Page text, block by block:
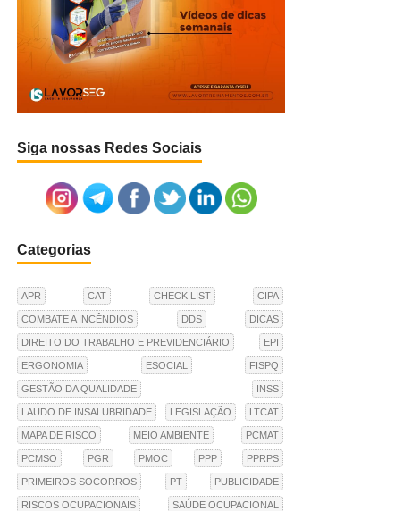
Siga nossas Redes Sociais
Categorias
APR CAT CHECK LIST CIPA
COMBATE A INCÊNDIOS DDS DICAS
DIREITO DO TRABALHO E PREVIDENCIÁRIO EPI
ERGONOMIA ESOCIAL FISPQ
GESTÃO DA QUALIDADE INSS
LAUDO DE INSALUBRIDADE LEGISLAÇÃO LTCAT
MAPA DE RISCO MEIO AMBIENTE PCMAT
PCMSO PGR PMOC PPP PPRPS
PRIMEIROS SOCORROS PT PUBLICIDADE
RISCOS OCUPACIONAIS SAÚDE OCUPACIONAL